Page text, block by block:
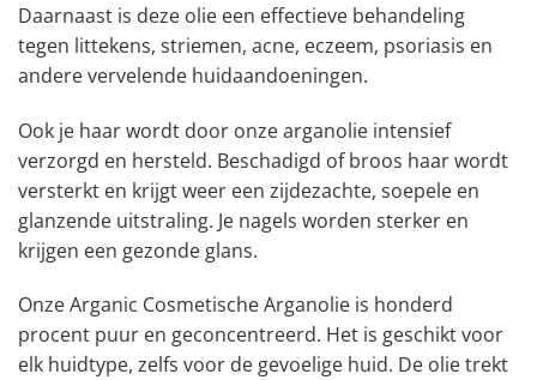
Daarnaast is deze olie een effectieve behandeling
tegen littekens, striemen, acne, eczeem, psoriasis en
andere vervelende huidaandoeningen.
Ook je haar wordt door onze arganolie intensief
verzorgd en hersteld. Beschadigd of broos haar wordt
versterkt en krijgt weer een zijdezachte, soepele en
glanzende uitstraling. Je nagels worden sterker en
krijgen een gezonde glans.
Onze Arganic Cosmetische Arganolie is honderd
procent puur en geconcentreerd. Het is geschikt voor
elk huidtype, zelfs voor de gevoelige huid. De olie trekt